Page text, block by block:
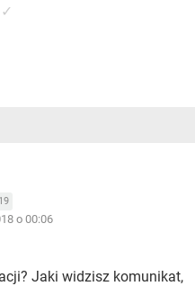
✓
o 00:06
Jaki widzisz komunikat,